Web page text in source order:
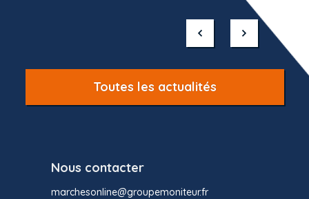
Toutes les actualités
Nous contacter
marchesonline@groupemoniteur.fr